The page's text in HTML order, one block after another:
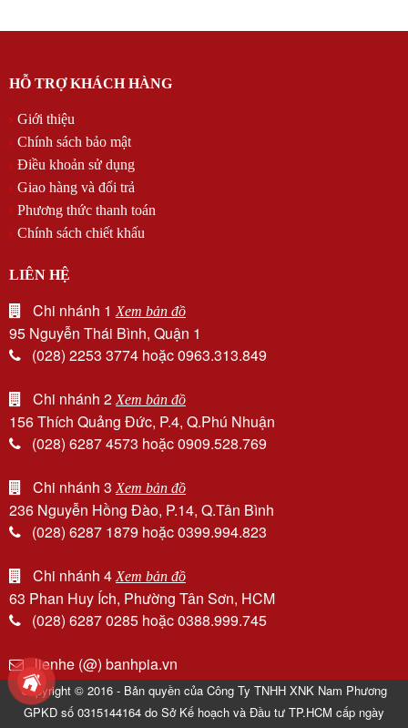
HỖ TRỢ KHÁCH HÀNG
Giới thiệu
Chính sách bảo mật
Điều khoản sử dụng
Giao hàng và đổi trả
Phương thức thanh toán
Chính sách chiết khấu
LIÊN HỆ
Chi nhánh 1Xem bản đồ
95 Nguyễn Thái Bình, Quận 1
(028) 2253 3774 hoặc 0963.313.849
Chi nhánh 2Xem bản đồ
156 Thích Quảng Đức, P.4, Q.Phú Nhuận
(028) 6287 4573 hoặc 0909.528.769
Chi nhánh 3Xem bản đồ
236 Nguyễn Hồng Đào, P.14, Q.Tân Bình
(028) 6287 1879 hoặc 0399.994.823
Chi nhánh 4Xem bản đồ
63 Phan Huy Ích, Phường Tân Sơn, HCM
(028) 6287 0285 hoặc 0388.999.745
lienhe (@) banhpia.vn
Copyright © 2016 - Bản quyền của Công Ty TNHH XNK Nam Phương
GPKD số 0315144164 do Sở Kế hoạch và Đầu tư TP.HCM cấp ngày